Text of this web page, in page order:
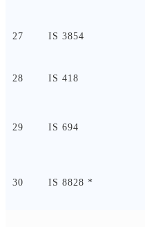
27 IS 3854
28 IS 418
29 IS 694
30 IS 8828 *